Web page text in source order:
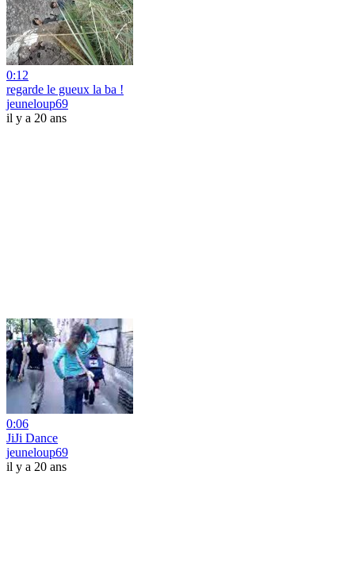
0:12
regarde le gueux la ba !
jeuneloup69
il y a 20 ans
0:06
JiJi Dance
jeuneloup69
il y a 20 ans